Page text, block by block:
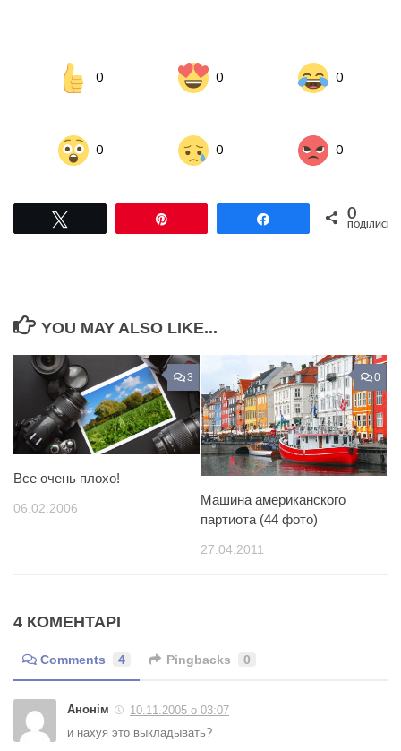
0 0 0
0 0 0
Поділитися0
ПОДІЛИСЬ
YOU MAY ALSO LIKE...
3
Все очень плохо!
06.02.2006
0
Машина американского
партиота (44 фото)
27.04.2011
4 КОМЕНТАРІ
Comments 4 Pingbacks 0
Анонім
10.11.2005 о 03:07
и нахуя это выкладывать?